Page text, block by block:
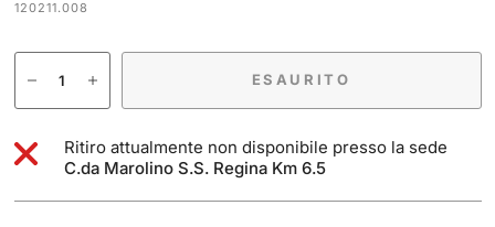
120211.008
ESAURITO
Ritiro attualmente non disponibile presso la sede
C.da Marolino S.S. Regina Km 6.5